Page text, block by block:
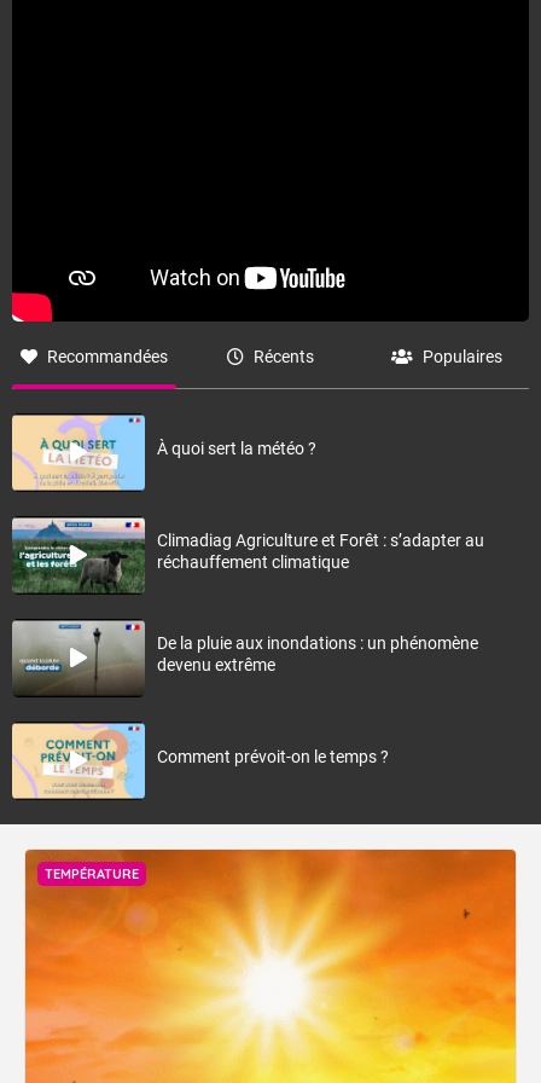
Recommandées Récents Populaires
À quoi sert la météo ?
Climadiag Agriculture et Forêt : s’adapter au
réchauffement climatique
De la pluie aux inondations : un phénomène
devenu extrême
Comment prévoit-on le temps ?
TEMPÉRATURE